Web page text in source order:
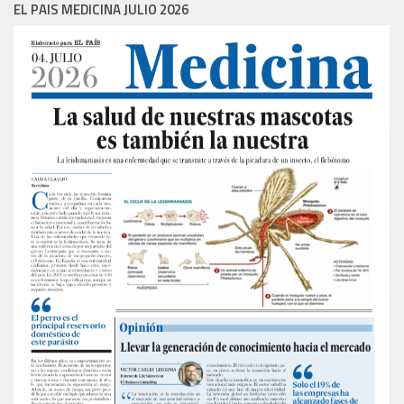
EL PAIS MEDICINA JULIO 2026